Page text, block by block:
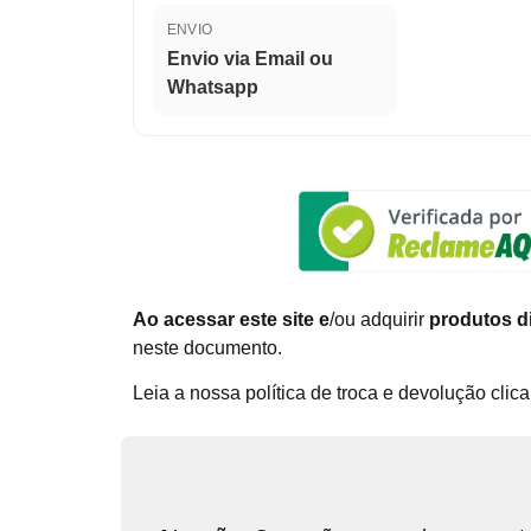
ENVIO
Envio via Email ou
Whatsapp
Ao acessar este site e/ou adquirir produtos
neste documento.
Leia a nossa política de troca e devolução